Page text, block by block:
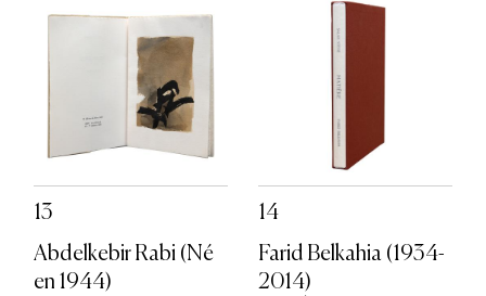
13
Abdelkebir Rabi (Né
en 1944)
14
Farid Belkahia (1934-
2014)